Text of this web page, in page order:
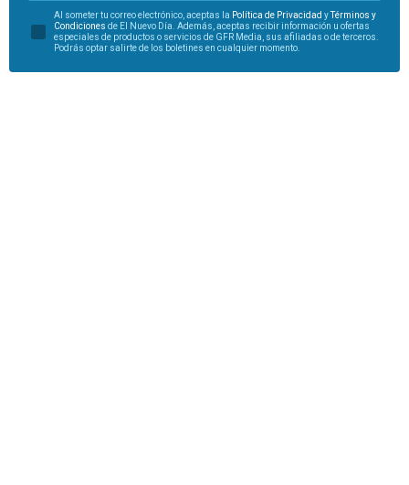
Al someter tu correo electrónico, aceptas la Política de Privacidad yTérminos y
Condiciones de El Nuevo Día. Además, aceptas recibir información u ofertas
especiales de productos o servicios de GFR Media, sus afiliadas o de terceros.
Podrás optar salirte de los boletines en cualquier momento.